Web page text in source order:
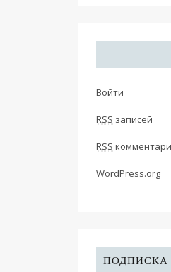
Войти
RSS записей
RSS
WordPress.org
ПОДПИСКА